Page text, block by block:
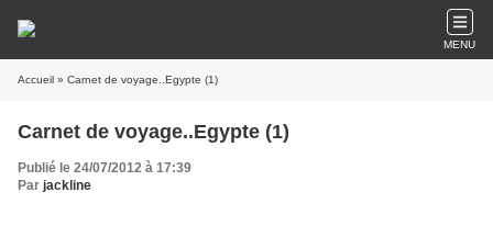
MENU
Accueil » Carnet de voyage..Egypte (1)
Carnet de voyage..Egypte (1)
Publié le 24/07/2012 à 17:39
Par jackline